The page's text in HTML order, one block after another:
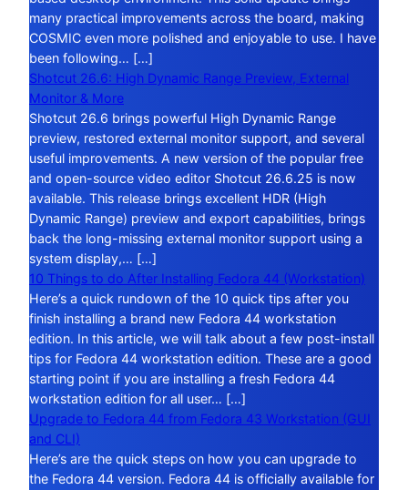
many practical improvements across the board, making
COSMIC even more polished and enjoyable to use. I have
been following… […]
Shotcut 26.6: High Dynamic Range Preview, External
Monitor & More
Shotcut 26.6 brings powerful High Dynamic Range
preview, restored external monitor support, and several
useful improvements. A new version of the popular free
and open-source video editor Shotcut 26.6.25 is now
available. This release brings excellent HDR (High
Dynamic Range) preview and export capabilities, brings
back the long-missing external monitor support using a
system display,… […]
10 Things to do After Installing Fedora 44 (Workstation)
Here’s a quick rundown of the 10 quick tips after you
finish installing a brand new Fedora 44 workstation
edition. In this article, we will talk about a few post-install
tips for Fedora 44 workstation edition. These are a good
starting point if you are installing a fresh Fedora 44
workstation edition for all user… […]
Upgrade to Fedora 44 from Fedora 43 Workstation (GUI
and CLI)
Here’s are the quick steps on how you can upgrade to
the Fedora 44 version. Fedora 44 is officially available for